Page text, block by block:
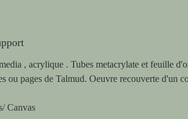
, acrylique . Tubes metacrylate et feuille
ou pages de Talmud. Oeuvre recouverte d'un
Canvas